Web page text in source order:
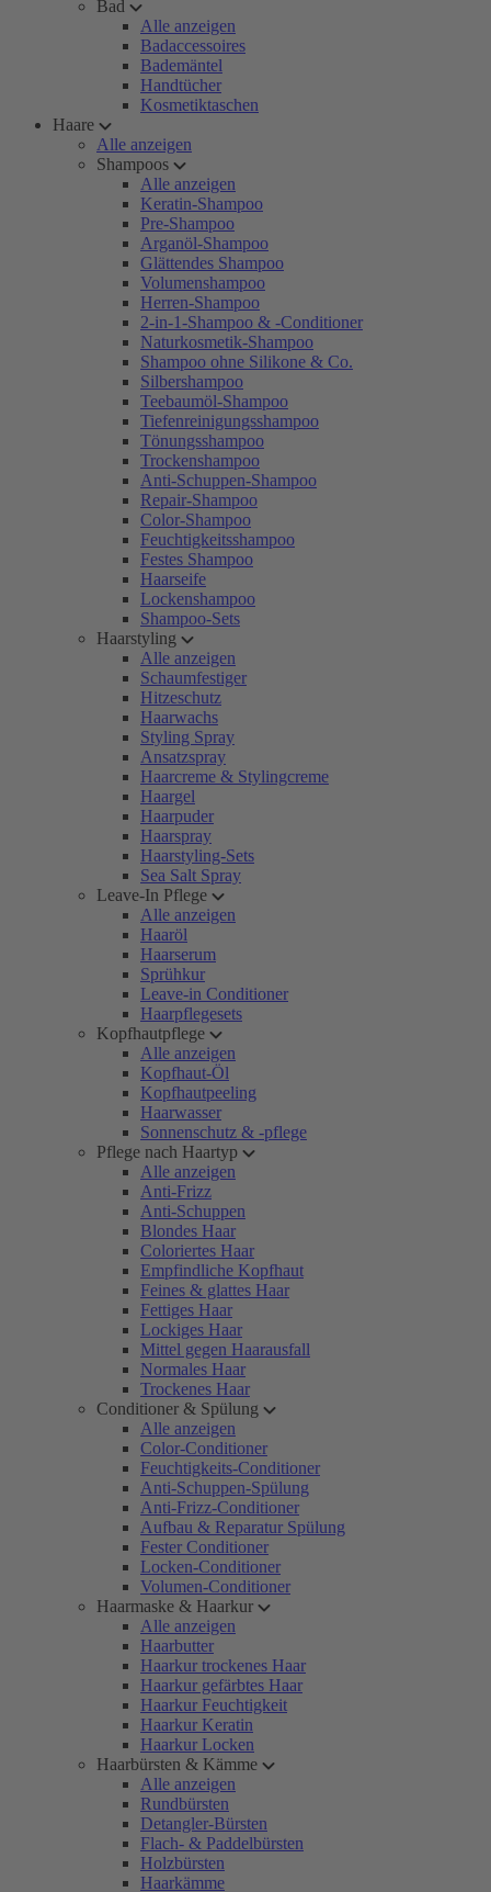
Bad
Alle anzeigen
Badaccessoires
Bademäntel
Handtücher
Kosmetiktaschen
Haare
Alle anzeigen
Shampoos
Alle anzeigen
Keratin-Shampoo
Pre-Shampoo
Arganöl-Shampoo
Glättendes Shampoo
Volumenshampoo
Herren-Shampoo
2-in-1-Shampoo & -Conditioner
Naturkosmetik-Shampoo
Shampoo ohne Silikone & Co.
Silbershampoo
Teebaumöl-Shampoo
Tiefenreinigungsshampoo
Tönungsshampoo
Trockenshampoo
Anti-Schuppen-Shampoo
Repair-Shampoo
Color-Shampoo
Feuchtigkeitsshampoo
Festes Shampoo
Haarseife
Lockenshampoo
Shampoo-Sets
Haarstyling
Alle anzeigen
Schaumfestiger
Hitzeschutz
Haarwachs
Styling Spray
Ansatzspray
Haarcreme & Stylingcreme
Haargel
Haarpuder
Haarspray
Haarstyling-Sets
Sea Salt Spray
Leave-In Pflege
Alle anzeigen
Haaröl
Haarserum
Sprühkur
Leave-in Conditioner
Haarpflegesets
Kopfhautpflege
Alle anzeigen
Kopfhaut-Öl
Kopfhautpeeling
Haarwasser
Sonnenschutz & -pflege
Pflege nach Haartyp
Alle anzeigen
Anti-Frizz
Anti-Schuppen
Blondes Haar
Coloriertes Haar
Empfindliche Kopfhaut
Feines & glattes Haar
Fettiges Haar
Lockiges Haar
Mittel gegen Haarausfall
Normales Haar
Trockenes Haar
Conditioner & Spülung
Alle anzeigen
Color-Conditioner
Feuchtigkeits-Conditioner
Anti-Schuppen-Spülung
Anti-Frizz-Conditioner
Aufbau & Reparatur Spülung
Fester Conditioner
Locken-Conditioner
Volumen-Conditioner
Haarmaske & Haarkur
Alle anzeigen
Haarbutter
Haarkur trockenes Haar
Haarkur gefärbtes Haar
Haarkur Feuchtigkeit
Haarkur Keratin
Haarkur Locken
Haarbürsten & Kämme
Alle anzeigen
Rundbürsten
Detangler-Bürsten
Flach- & Paddelbürsten
Holzbürsten
Haarkämme